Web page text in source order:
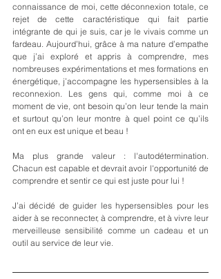
connaissance de moi, cette déconnexion totale, ce
rejet de cette caractéristique qui fait partie
intégrante de qui je suis, car je le vivais comme un
fardeau. Aujourd’hui, grâce à ma nature d’empathe
que j’ai exploré et appris à comprendre, mes
nombreuses expérimentations et mes formations en
énergétique, j’accompagne les hypersensibles à la
reconnexion. Les gens qui, comme moi à ce
moment de vie, ont besoin qu’on leur tende la main
et surtout qu’on leur montre à quel point ce qu’ils
ont en eux est unique et beau !
Ma plus grande valeur : l'autodétermination.
Chacun est capable et devrait avoir l'opportunité de
comprendre et sentir ce qui est juste pour lui !
J’ai décidé de guider les hypersensibles pour les
aider à se reconnecter, à comprendre, et à vivre leur
merveilleuse sensibilité comme un cadeau et un
outil au service de leur vie.